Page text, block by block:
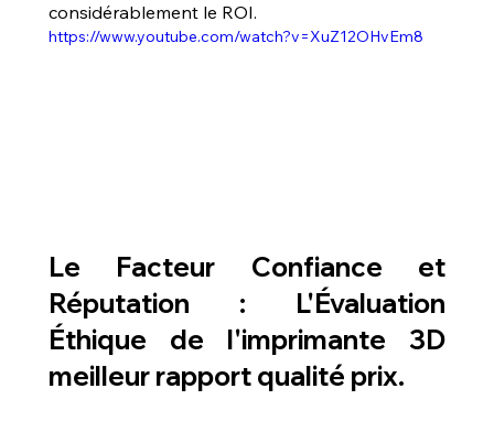
considérablement le ROI.
https://www.youtube.com/watch?v=XuZ12OHvEm8
Le Facteur Confiance et
Réputation : L'Évaluation
Éthique de l'imprimante 3D
meilleur rapport qualité prix.